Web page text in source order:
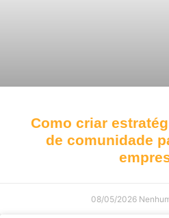
Como criar
de comunidade
08/05/2026